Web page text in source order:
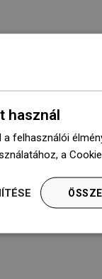
használ
felhasználói
a